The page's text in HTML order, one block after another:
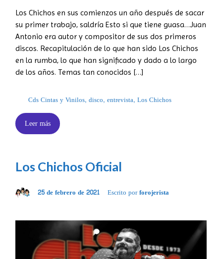
Los Chichos en sus comienzos un año después de sacar
su primer trabajo, saldría Esto si que tiene guasa…Juan
Antonio era autor y compositor de sus dos primeros
discos. Recapitulación de lo que han sido Los Chichos
en la rumba, lo que han significado y dado a lo largo
de los años. Temas tan conocidos […]
Cds Cintas y Vinilos, disco, entrevista, Los Chichos
Leer más
Los Chichos Oficial
25 de febrero de 2021 Escrito porforojerista